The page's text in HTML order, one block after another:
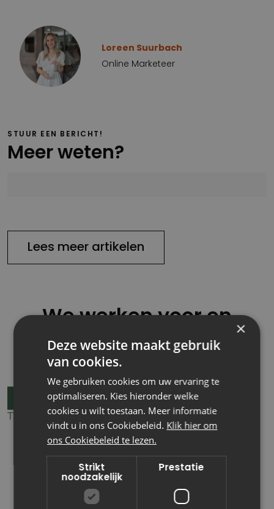
Loreen Suurbach
Online Marketeer
STUUR EEN BERICHT!
Meer weten?
Lees meer artikelen
We werken voor en
samen met:
×
Deze website maakt gebruik
van cookies.
We gebruiken cookies om uw ervaring te
optimaliseren. Kies hieronder welke
cookies u wilt toestaan. Meer informatie
vindt u in ons Cookiebeleid. Klik hier om
ons Cookiebeleid te lezen.
Strikt
noodzakelijk
Prestatie